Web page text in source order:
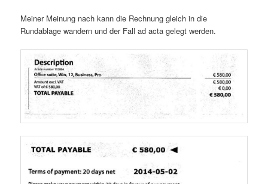
Meiner Meinung nach kann die Rechnung gleich in die
Rundablage wandern und der Fall ad acta gelegt werden.